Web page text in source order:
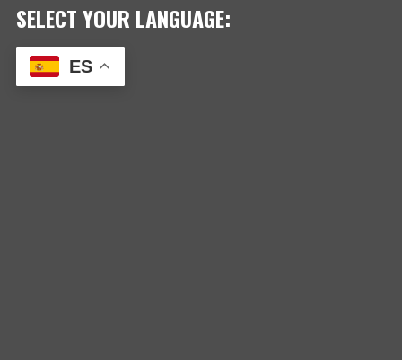
SELECT YOUR LANGUAGE:
ES